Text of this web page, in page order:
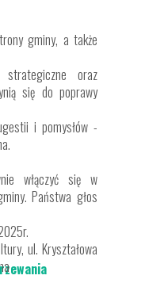
gminy, a także
oraz
się do poprawy
i pomysłów -
włączyć się w
Państwa głos
ul. Kryształowa